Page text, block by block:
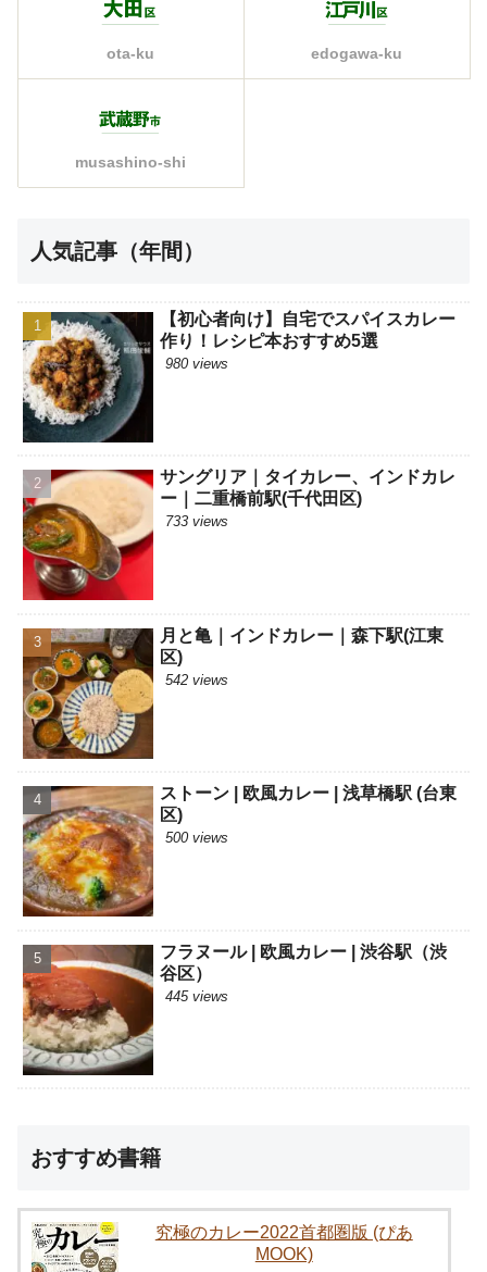
ota-ku edogawa-ku
musashino-shi
人気記事（年間）
【初心者向け】自宅でスパイスカレー
作り！レシピ本おすすめ5選
980 views
サングリア｜タイカレー、インドカレ
ー｜二重橋前駅(千代田区)
733 views
月と亀｜インドカレー｜森下駅(江東
区)
542 views
ストーン | 欧風カレー | 浅草橋駅 (台東
区)
500 views
フラヌール | 欧風カレー | 渋谷駅（渋
谷区）
445 views
おすすめ書籍
究極のカレー2022首都圏版 (ぴあ
MOOK)